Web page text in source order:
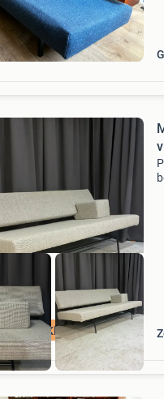
Ook Met Kleurkeuze